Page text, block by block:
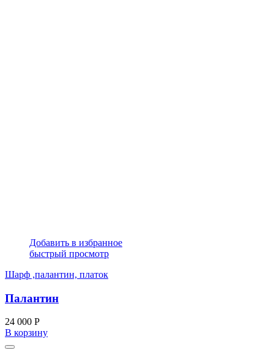
Добавить в избранное
быстрый просмотр
Шарф ,палантин, платок
Палантин
24 000 Р
В корзину